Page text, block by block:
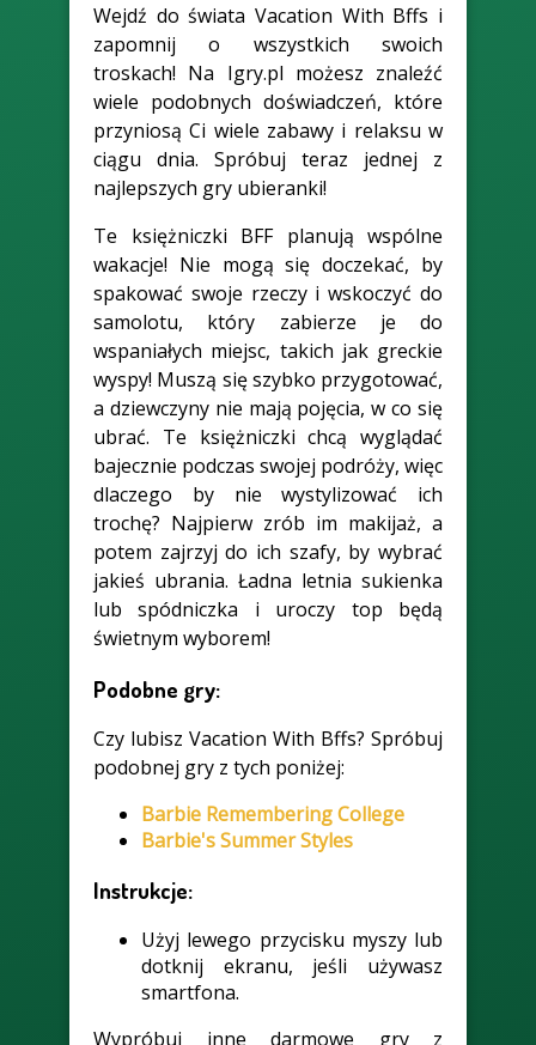
Wejdź do świata Vacation With Bffs i
zapomnij o wszystkich swoich
troskach! Na Igry.pl możesz znaleźć
wiele podobnych doświadczeń, które
przyniosą Ci wiele zabawy i relaksu w
ciągu dnia. Spróbuj teraz jednej z
najlepszych gry ubieranki!
Te księżniczki BFF planują wspólne
wakacje! Nie mogą się doczekać, by
spakować swoje rzeczy i wskoczyć do
samolotu, który zabierze je do
wspaniałych miejsc, takich jak greckie
wyspy! Muszą się szybko przygotować,
a dziewczyny nie mają pojęcia, w co się
ubrać. Te księżniczki chcą wyglądać
bajecznie podczas swojej podróży, więc
dlaczego by nie wystylizować ich
trochę? Najpierw zrób im makijaż, a
potem zajrzyj do ich szafy, by wybrać
jakieś ubrania. Ładna letnia sukienka
lub spódniczka i uroczy top będą
świetnym wyborem!
Podobne gry:
Czy lubisz Vacation With Bffs? Spróbuj
podobnej gry z tych poniżej:
Barbie Remembering College
Barbie's Summer Styles
Instrukcje:
Użyj lewego przycisku myszy lub
dotknij ekranu, jeśli używasz
smartfona.
Wypróbuj inne darmowe gry z